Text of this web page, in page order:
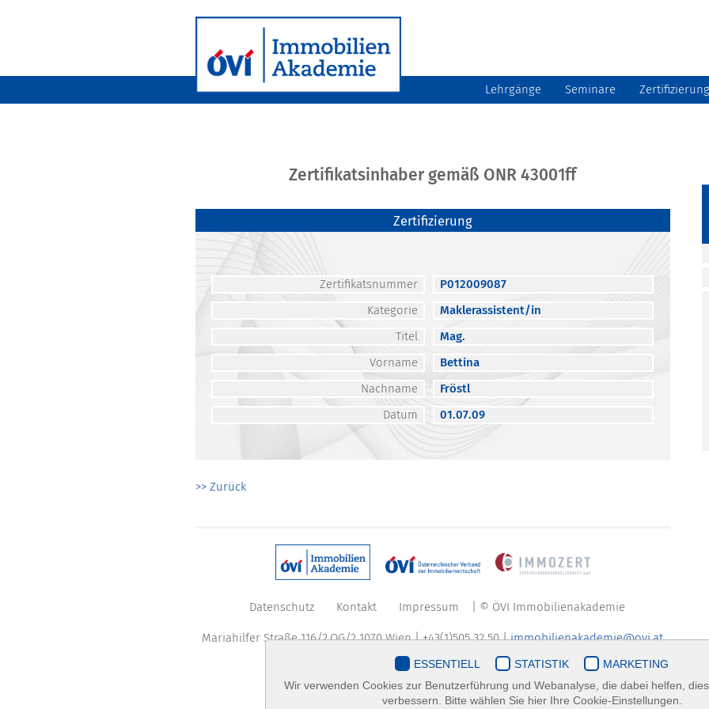
Lehrgänge Seminare Zertifizierung
Zertifikatsinhaber gemäß ONR 43001ff
Zertifizierung
Zertifikatsnummer
P012009087
Kategorie
Maklerassistent/in
Titel
Mag.
Vorname
Bettina
Nachname
Fröstl
Datum
01.07.09
>> Zurück
Datenschutz Kontakt Impressum | © ÖVI Immobilienakademie
Mariahilfer Straße 116/2.OG/2 1070 Wien | +43(1)505 32 50 |immobilienakademie@ovi.at
ESSENTIELL STATISTIK
MARKETING
Wir verwenden Cookies zur Benutzerführung und Webanalyse, die dabei helfen,
verbessern. Bitte wählen Sie hier Ihre Cookie-Einstellungen.